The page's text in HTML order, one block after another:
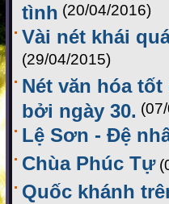
tình (20/04/2016)
Vài nét khái
(29/04/2015)
Nét văn hóa
bởi ngày 30.
Lệ Sơn - Đệ
Chùa Phúc Tự
Quốc khánh